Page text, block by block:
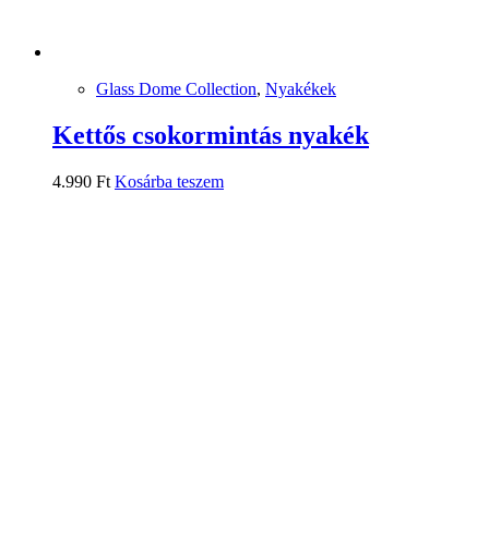
Glass Dome Collection, Nyakékek
Kettős csokormintás nyakék
4.990 Ft Kosárba teszem